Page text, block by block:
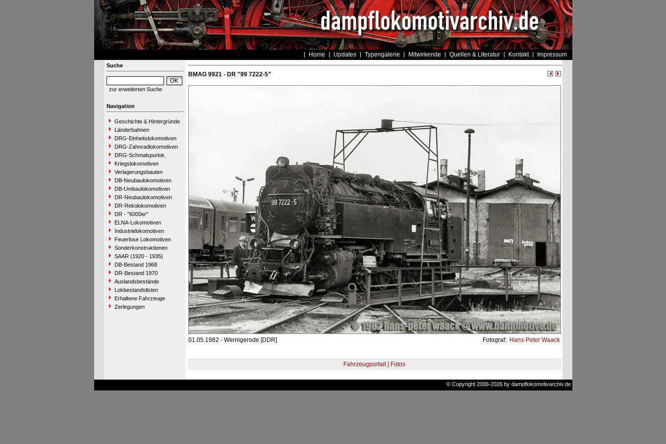
Home Updates Typengalerie Mitwirkende Quellen & Literatur Kontakt Impressum
Suche
zur erweiterten Suche
Navigation
Geschichte & Hintergründe
Länderbahnen
DRG-Einheitslokomotiven
DRG-Zahnradlokomotiven
DRG-Schmalspurlok.
Kriegslokomotiven
Verlagerungsbauten
DB-Neubaulokomotiven
DB-Umbaulokomotiven
DR-Neubaulokomotiven
DR-Rekolokomotiven
DR - "6000er"
ELNA-Lokomotiven
Industrielokomotiven
Feuerlose Lokomotiven
Sonderkonstruktionen
SAAR (1920 - 1935)
DB-Bestand 1968
DR-Bestand 1970
Auslandsbestände
Lokbestandslisten
Erhaltene Fahrzeuge
Zerlegungen
BMAG 9921 - DR "99 7222-5"
01.05.1982 - Wernigerode [DDR] Fotograf: Hans-Peter Waack
Fahrzeugportait | Fotos
© Copyright 2006-2026 by dampflokomotivarchiv.de